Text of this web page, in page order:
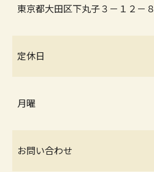
東京都大田区下丸子３－１２－８
定休日
月曜
お問い合わせ